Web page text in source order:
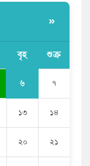
মানুষের: ড.
মাথায়
»
বৃহ শুক্র
৬ ৭
১৩ ১৪
২০ ২১